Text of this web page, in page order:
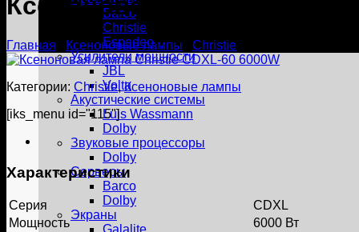
Barco
Christie
Espedeo
Усилители мощности
JBL
Volta
Акустические системы
Luis Wassmann
Dolby
Звуковые процессоры
Dolby
Серверы
Barco
Dolby
Экраны
Galalite
Ксеноновая лампа Christie
Главная Ксеноновые лампы Christie
Категории: Christie,Ксеноновые лампы
[iks_menu id="115"]
Характеристики
Серия
CDXL
Мощность
6000 Вт